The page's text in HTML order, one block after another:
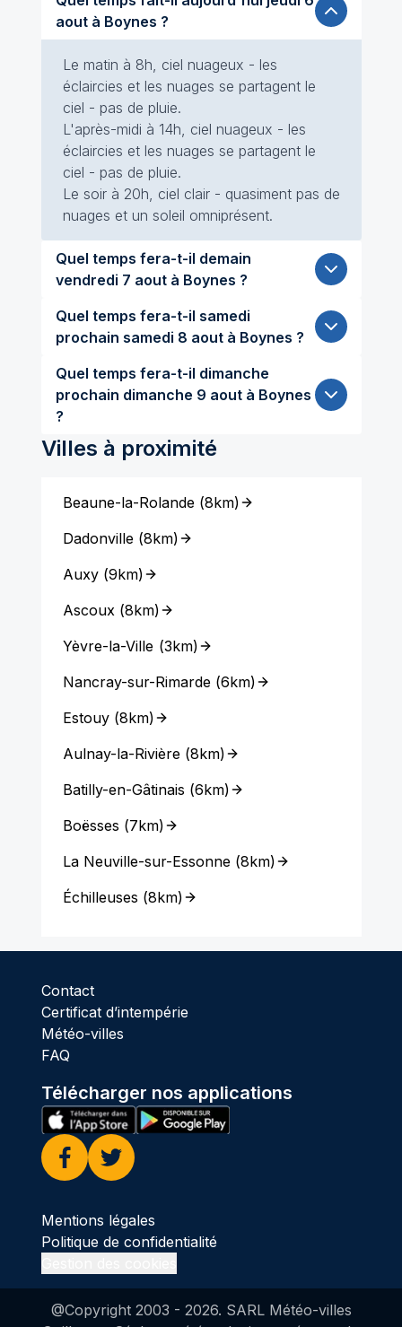
aout à Boynes ?
Le matin à 8h, ciel nuageux - les
éclaircies et les nuages se partagent le
ciel - pas de pluie.
L'après-midi à 14h, ciel nuageux - les
éclaircies et les nuages se partagent le
ciel - pas de pluie.
Le soir à 20h, ciel clair - quasiment pas de
nuages et un soleil omniprésent.
Quel temps fera-t-il demain
vendredi 7 aout à Boynes ?
Quel temps fera-t-il samedi
prochain samedi 8 aout à Boynes ?
Quel temps fera-t-il dimanche
prochain dimanche 9 aout à Boynes
?
Villes à proximité
Beaune-la-Rolande(8km)
Dadonville(8km)
Auxy(9km)
Ascoux(8km)
Yèvre-la-Ville (3km)
Nancray-sur-Rimarde(6km)
Estouy(8km)
Aulnay-la-Rivière(8km)
Batilly-en-Gâtinais (6km)
Boësses (7km)
La Neuville-sur-Essonne(8km)
Échilleuses (8km)
Contact
Certificat d’intempérie
Météo-villes
FAQ
Télécharger nos applications
Facebook
Twitter
Mentions légales
Politique de confidentialité
@Copyright 2003 - 2026. SARL Météo-villes